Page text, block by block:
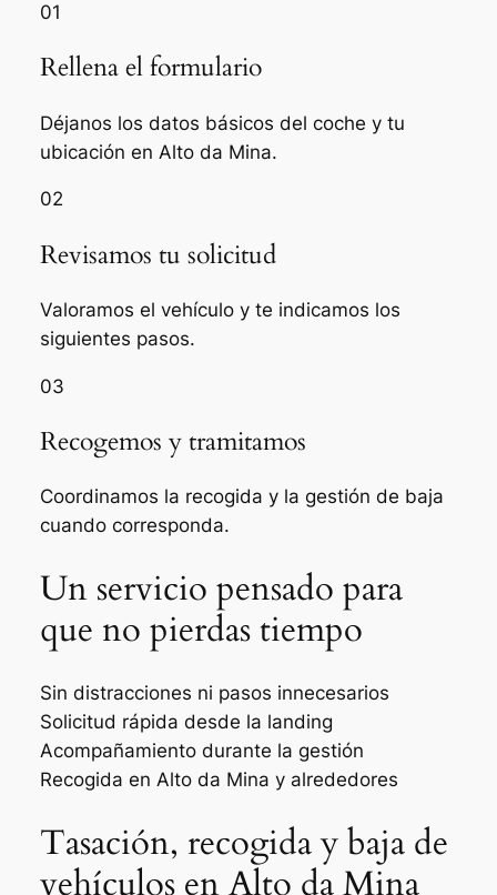
01
Rellena el formulario
Déjanos los datos básicos del coche y tu
ubicación en Alto da Mina.
02
Revisamos tu solicitud
Valoramos el vehículo y te indicamos los
siguientes pasos.
03
Recogemos y tramitamos
Coordinamos la recogida y la gestión de baja
cuando corresponda.
Un servicio pensado para
que no pierdas tiempo
Sin distracciones ni pasos innecesarios
Solicitud rápida desde la landing
Acompañamiento durante la gestión
Recogida en Alto da Mina y alrededores
Tasación, recogida y baja de
vehículos en Alto da Mina